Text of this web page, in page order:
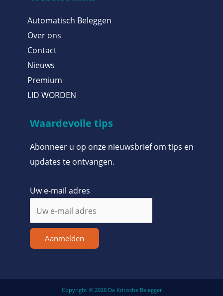
Automatisch Beleggen
Over ons
Contact
Nieuws
Premium
LID WORDEN
Waardevolle tips
Abonneer u op onze nieuwsbrief om tips en
updates te ontvangen.
Uw e-mail adres
Aanmelden
Copyright © 2026 De Kritische Belegger